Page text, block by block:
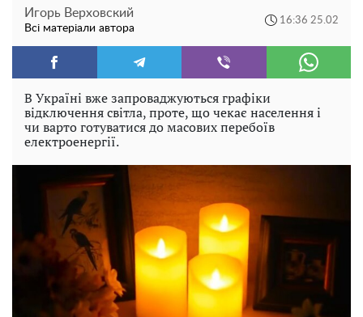
Игорь Верховский
Всі матеріали автора
16:36 25.02
В Україні вже запроваджуються графіки
відключення світла, проте, що чекає населення і
чи варто готуватися до масових перебоїв
електроенергії.